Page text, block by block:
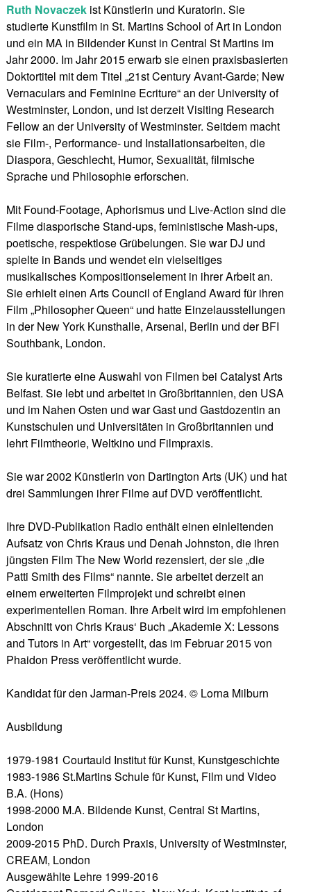
Ruth Novaczekist Künstlerin und Kuratorin. Sie
studierte Kunstfilm in St. Martins School of Art in London
und ein MA in Bildender Kunst in Central St Martins im
Jahr 2000. Im Jahr 2015 erwarb sie einen praxisbasierten
Doktortitel mit dem Titel „21st Century Avant-Garde; New
Vernaculars and Feminine Ecriture“ an der University of
Westminster, London, und ist derzeit Visiting Research
Fellow an der University of Westminster. Seitdem macht
sie Film-, Performance- und Installationsarbeiten, die
Diaspora, Geschlecht, Humor, Sexualität, filmische
Sprache und Philosophie erforschen.
Mit Found-Footage, Aphorismus und Live-Action sind die
Filme diasporische Stand-ups, feministische Mash-ups,
poetische, respektlose Grübelungen. Sie war DJ und
spielte in Bands und wendet ein vielseitiges
musikalisches Kompositionselement in ihrer Arbeit an.
Sie erhielt einen Arts Council of England Award für ihren
Film „Philosopher Queen“ und hatte Einzelausstellungen
in der New York Kunsthalle, Arsenal, Berlin und der BFI
Southbank, London.
Sie kuratierte eine Auswahl von Filmen bei Catalyst Arts
Belfast. Sie lebt und arbeitet in Großbritannien, den USA
und im Nahen Osten und war Gast und Gastdozentin an
Kunstschulen und Universitäten in Großbritannien und
lehrt Filmtheorie, Weltkino und Filmpraxis.
Sie war 2002 Künstlerin von Dartington Arts (UK) und hat
drei Sammlungen ihrer Filme auf DVD veröffentlicht.
Ihre DVD-Publikation Radio enthält einen einleitenden
Aufsatz von Chris Kraus und Denah Johnston, die ihren
jüngsten Film The New World rezensiert, der sie „die
Patti Smith des Films“ nannte. Sie arbeitet derzeit an
einem erweiterten Filmprojekt und schreibt einen
experimentellen Roman. Ihre Arbeit wird im empfohlenen
Abschnitt von Chris Kraus‘ Buch „Akademie X: Lessons
and Tutors in Art“ vorgestellt, das im Februar 2015 von
Phaidon Press veröffentlicht wurde.
Kandidat für den Jarman-Preis 2024. © Lorna Milburn
Ausbildung
1979-1981 Courtauld Institut für Kunst, Kunstgeschichte
1983-1986 St.Martins Schule für Kunst, Film und Video
B.A. (Hons)
1998-2000 M.A. Bildende Kunst, Central St Martins,
London
2009-2015 PhD. Durch Praxis, University of Westminster,
CREAM, London
Ausgewählte Lehre 1999-2016